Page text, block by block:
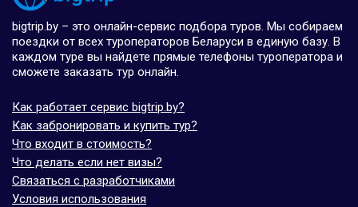
bigtrip.by – это онлайн-сервис подбора туров. Мы собираем
поездки от всех туроператоров Беларуси в единую базу. В
каждом туре вы найдете прямые телефоны туроператора и
сможете заказать тур онлайн.
Как работает сервис bigtrip.by?
Как забронировать и купить тур?
Что входит в стоимость?
Что делать если нет визы?
Связаться с разработчиками
Условия использования